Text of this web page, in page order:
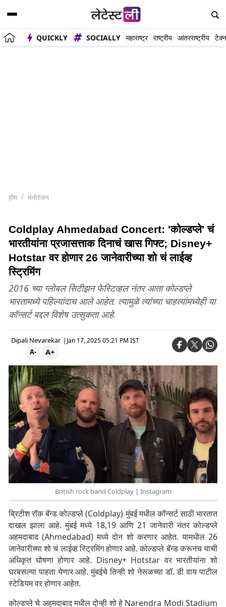
QUICKLY SOCIALLY महाराष्ट्र राष्ट्रीय आंतरराष्ट्रीय
होम मनोरंजन
Coldplay Ahmedabad Concert: 'कोल्डप्ले' चं
भारतीयांना प्रजासत्ताक दिनाचं खास गिफ्ट; Disney+
Hotstar वर होणार 26 जानेवारीच्या शो चं लाईव्ह
स्ट्रिमिंग
2016 च्या ग्लोबल सिटीझन फेस्टिव्हल नंतर आता कोल्डप्ले
भारतामध्ये पहिल्यांदाच आले आहेत. त्यामुळे त्यांच्या चाहत्यांमध्येही या
कॉन्सर्ट बद्दल विशेष उत्सुकता आहे.
Dipali Nevarekar | Jan 17, 2025 05:21 PM IST
A+
A-
British rock band Coldplay | Instagram
ब्रिटीश रॉक बॅन्ड कोल्डप्ले (Coldplay) मुंबई मधील कॉन्सर्ट साठी भारतात
दाखल झाला आहे. मुंबई मध्ये 18,19 आणि 21 जानेवारी नंतर कोल्डप्ले
अहमदाबाद (Ahmedabad) मध्ये दोन शो करणार आहेत. यामधील 26
जानेवारीच्या शो चं लाईव्ह स्ट्रिमिंग होणार आहे. कोल्डप्ले बॅन्ड करूनच याची
अधिकृत घोषणा होणार आहे. Disney+ Hotstar वर भारतीयांना शो
घरबसल्या पाहता येणार आहे. मुंबईचे तिन्ही शो नेरूळच्या डॉ. डी वाय पाटील
स्टेडियम वर होणार आहेत.
कोल्डप्ले चे अहमदाबाद मधील दोन्ही शो हे Narendra Modi Stadium